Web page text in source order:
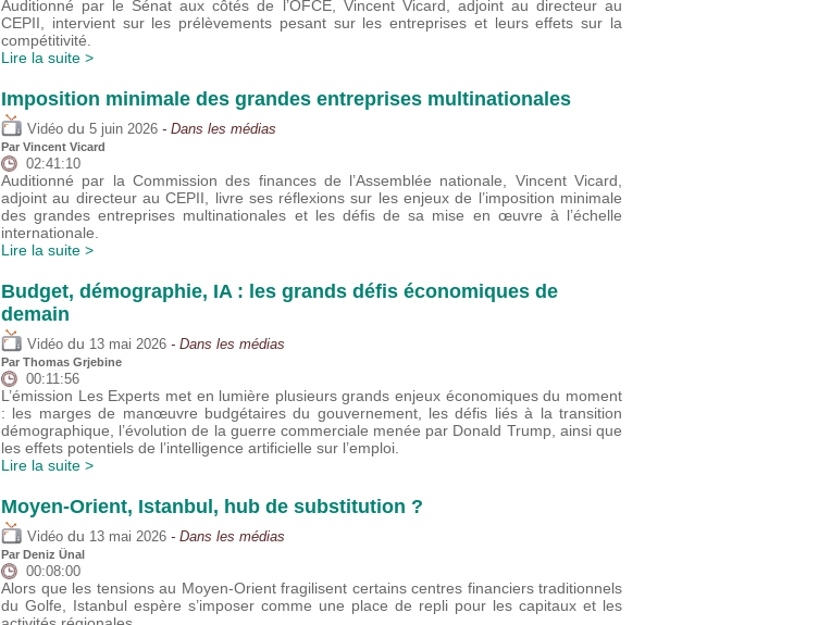
Auditionné par le Sénat aux côtés de l’OFCE, Vincent Vicard, adjoint au directeur au
CEPII, intervient sur les prélèvements pesant sur les entreprises et leurs effets sur la
compétitivité.
Lire la suite >
Imposition minimale des grandes entreprises multinationales
Vidéo du 5 juin 2026 - Dans les médias
Par Vincent Vicard
02:41:10
Auditionné par la Commission des finances de l’Assemblée nationale, Vincent Vicard,
adjoint au directeur au CEPII, livre ses réflexions sur les enjeux de l’imposition minimale
des grandes entreprises multinationales et les défis de sa mise en œuvre à l’échelle
internationale.
Lire la suite >
Budget, démographie, IA : les grands défis économiques de
demain
Vidéo du 13 mai 2026 - Dans les médias
Par Thomas Grjebine
00:11:56
L’émission Les Experts met en lumière plusieurs grands enjeux économiques du moment
: les marges de manœuvre budgétaires du gouvernement, les défis liés à la transition
démographique, l’évolution de la guerre commerciale menée par Donald Trump, ainsi que
les effets potentiels de l’intelligence artificielle sur l’emploi.
Lire la suite >
Moyen-Orient, Istanbul, hub de substitution ?
Vidéo du 13 mai 2026 - Dans les médias
Par Deniz Ünal
00:08:00
Alors que les tensions au Moyen-Orient fragilisent certains centres financiers traditionnels
du Golfe, Istanbul espère s’imposer comme une place de repli pour les capitaux et les